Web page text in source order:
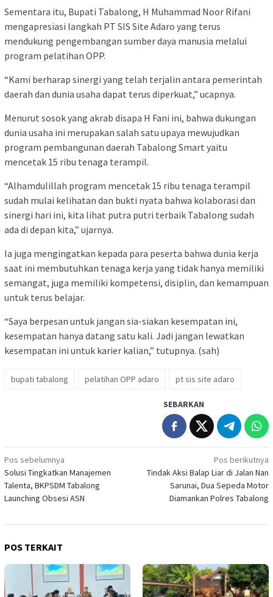
Sementara itu, Bupati Tabalong, H Muhammad Noor Rifani
mengapresiasi langkah PT SIS Site Adaro yang terus
mendukung pengembangan sumber daya manusia melalui
program pelatihan OPP.
“Kami berharap sinergi yang telah terjalin antara pemerintah
daerah dan dunia usaha dapat terus diperkuat,” ucapnya.
Menurut sosok yang akrab disapa H Fani ini, bahwa dukungan
dunia usaha ini merupakan salah satu upaya mewujudkan
program pembangunan daerah Tabalong Smart yaitu
mencetak 15 ribu tenaga terampil.
“Alhamdulillah program mencetak 15 ribu tenaga terampil
sudah mulai kelihatan dan bukti nyata bahwa kolaborasi dan
sinergi hari ini, kita lihat putra putri terbaik Tabalong sudah
ada di depan kita,” ujarnya.
Ia juga mengingatkan kepada para peserta bahwa dunia kerja
saat ini membutuhkan tenaga kerja yang tidak hanya memiliki
semangat, juga memiliki kompetensi, disiplin, dan kemampuan
untuk terus belajar.
“Saya berpesan untuk jangan sia-siakan kesempatan ini,
kesempatan hanya datang satu kali. Jadi jangan lewatkan
kesempatan ini untuk karier kalian,” tutupnya. (sah)
bupati tabalong pelatihan OPP adaro pt sis site adaro
SEBARKAN
Navigasi
pos
Pos sebelumnya
Solusi Tingkatkan Manajemen
Talenta, BKPSDM Tabalong
Launching Obsesi ASN
Pos berikutnya
Tindak Aksi Balap Liar di Jalan Nan
Sarunai, Dua Sepeda Motor
Diamankan Polres Tabalong
POS TERKAIT